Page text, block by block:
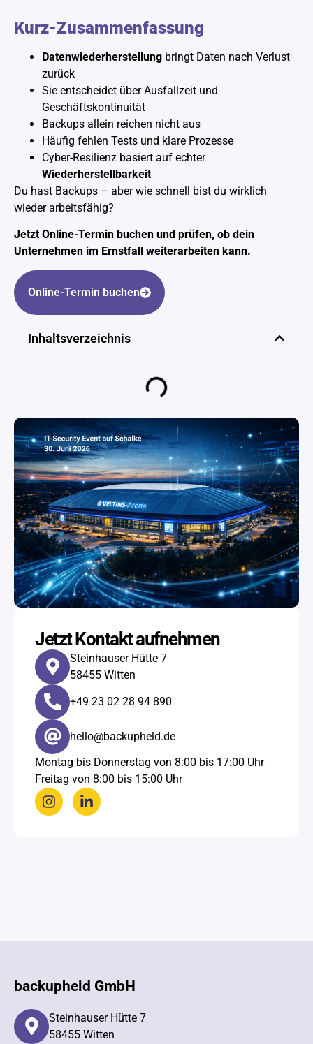
Kurz-Zusammenfassung
Datenwiederherstellung bringt Daten nach Verlust
zurück
Sie entscheidet über Ausfallzeit und
Geschäftskontinuität
Backups allein reichen nicht aus
Häufig fehlen Tests und klare Prozesse
Cyber-Resilienz basiert auf echter
Wiederherstellbarkeit
Du hast Backups – aber wie schnell bist du wirklich
wieder arbeitsfähig?
Jetzt Online-Termin buchen und prüfen, ob dein
Unternehmen im Ernstfall weiterarbeiten kann.
Online-Termin buchen
Inhaltsverzeichnis
Jetzt Kontakt aufnehmen
Steinhauser Hütte 7
58455 Witten
+49 23 02 28 94 890​
hello@backupheld.de
Montag bis Donnerstag von 8:00 bis 17:00 Uhr
Freitag von 8:00 bis 15:00 Uhr
backupheld GmbH
Steinhauser Hütte 7
58455 Witten